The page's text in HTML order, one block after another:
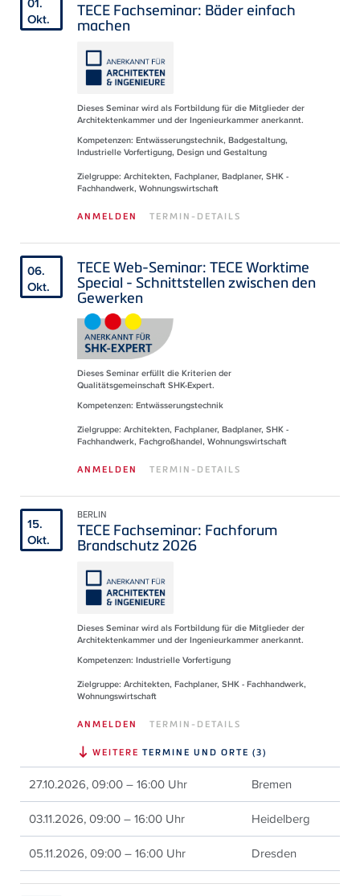
01.
Okt.
TECE Fachseminar: Bäder einfach
machen
Dieses Seminar wird als Fortbildung für die Mitglieder der
Architektenkammer und der Ingenieurkammer anerkannt.
Kompetenzen: Entwässerungstechnik, Badgestaltung,
Industrielle Vorfertigung, Design und Gestaltung
Zielgruppe: Architekten, Fachplaner, Badplaner, SHK -
Fachhandwerk, Wohnungswirtschaft
ANMELDEN TERMIN-DETAILS
06.
Okt.
TECE Web-Seminar: TECE Worktime
Special - Schnittstellen zwischen den
Gewerken
Dieses Seminar erfüllt die Kriterien der
Qualitätsgemeinschaft SHK-Expert.
Kompetenzen: Entwässerungstechnik
Zielgruppe: Architekten, Fachplaner, Badplaner, SHK -
Fachhandwerk, Fachgroßhandel, Wohnungswirtschaft
ANMELDEN TERMIN-DETAILS
15.
Okt.
BERLIN
TECE Fachseminar: Fachforum
Brandschutz 2026
Dieses Seminar wird als Fortbildung für die Mitglieder der
Architektenkammer und der Ingenieurkammer anerkannt.
Kompetenzen: Industrielle Vorfertigung
Zielgruppe: Architekten, Fachplaner, SHK - Fachhandwerk,
Wohnungswirtschaft
ANMELDEN TERMIN-DETAILS
WEITERE TERMINE UND ORTE (3)
27.10.2026, 09:00 – 16:00 Uhr Bremen
03.11.2026, 09:00 – 16:00 Uhr Heidelberg
05.11.2026, 09:00 – 16:00 Uhr Dresden